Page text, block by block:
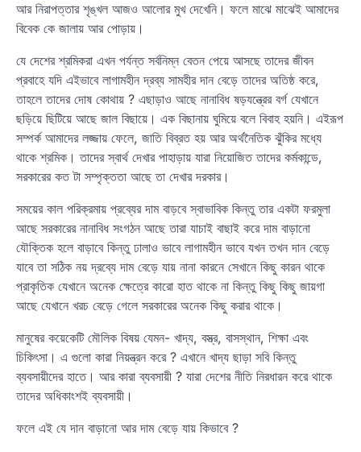
আর নিরাপত্তার শৃঙ্খল আজও আলোর মুখ দেখেনি। ফলে মাঝে মাঝেই আমাদের
বিবেক কে জালায় আর পোড়ায়।
যে দেশের শ্রমিকরা এখন পর্যন্ত সর্বনিম্ন বেতন পেয়ে আসছে তাদের জীবন
প্রবাহে যদি এইভাবে লাগামহীন দ্রব্য সামহীর দান বেড়ে তাদের অতিষ্ঠ করে,
তাহলে তাদের দোষ কোথায় ? এছাড়াও আছে নানাবিধ ষড়যন্ত্রের বর্গ যেখানে
ছড়িয়ে ছিটিয়ে আছে জাল বিছায়ে। এক বিছানায় ঘুমিয়ে বলে বিবাহ হয়নি। এইরূপ
সম্পর্ক আমাদের লজ্জায় ফেলে, জাতি বিব্রত হয় আর অর্থনৈতিক ঝুঁকির মধ্যে
থাকে শ্রমিক। তাদের স্বার্থ দেখার পাহাড়ায় যারা নিয়োজিত তাদের কর্মকান্ডে,
সরকারের কত টা সম্পৃক্ততা আছে তা দেখার দরকার।
সময়ের কাল পরিক্রমায় প্রব্যের দাম বাড়বে স্বাভাবিক কিন্তু তার একটা ফরমুলা
আছে সরকারের নানাবিধ সংগঠন আছে তারা যাচাই বাছাই করে দাম বাড়ানো
যৌক্তিক হলে বাড়াবে কিন্তু ঢালাও ভাবে লাগামহীন ভাবে যখন তখন দান বেড়ে
যাবে তা সঠিক নয় দ্রব্যে দাম বেড়ে যায় নানা কারনে সেখানে কিছু কারন থাকে
প্রাকৃতিক যেখানে অনেক ক্ষেত্রে কারো হাত থাকে না কিন্তু কিছু কিছু জায়গা
আছে যেখানে খরচ বেড়ে গেলে সরকারের অনেক কিছু করার থাকে।
মানুষের কয়েকেটি মৌলিক বিষয় যেমন- খাদ্য, বস্ত্র, বাসস্থান, শিক্ষা এবং
চিকিৎসা। এ গুলো কারা নিয়ন্ত্রন করে ? এখানে খাদ্য ছাড়া সবি কিন্তু
ব্যবসায়ীদের হাতে। আর কারা ব্যবসায়ী ? যারা দেশের নীতি নিরধারন করে থাকে
তাদের অধিকাংশই ব্যবসায়ী।
ফলে এই যে দান বাড়ানো আর দাম বেড়ে যায় কিভাবে ?